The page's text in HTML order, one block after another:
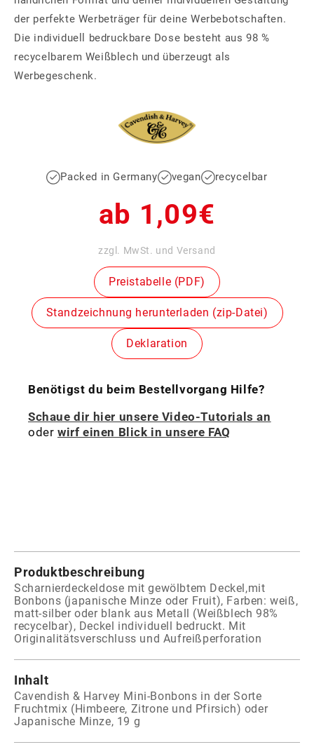
der perfekte Werbeträger für deine Werbebotschaften.
Die individuell bedruckbare Dose besteht aus 98 %
recycelbarem Weißblech und überzeugt als
Werbegeschenk.
Packed in Germany vegan recycelbar
Normaler
Preis
ab 1,09€
zzgl. MwSt. und Versand
Preistabelle (PDF)
Standzeichnung herunterladen (zip-Datei)
Deklaration
Benötigst du beim Bestellvorgang Hilfe?
Schaue dir hier unsere Video-Tutorials an
oder wirf einen Blick in unsere FAQ
Produktbeschreibung
Scharnierdeckeldose mit gewölbtem Deckel,mit
Bonbons (japanische Minze oder Fruit), Farben: weiß,
matt-silber oder blank aus Metall (Weißblech 98%
recycelbar), Deckel individuell bedruckt. Mit
Originalitätsverschluss und Aufreißperforation
Inhalt
Cavendish & Harvey Mini-Bonbons in der Sorte
Fruchtmix (Himbeere, Zitrone und Pfirsich) oder
Japanische Minze, 19 g